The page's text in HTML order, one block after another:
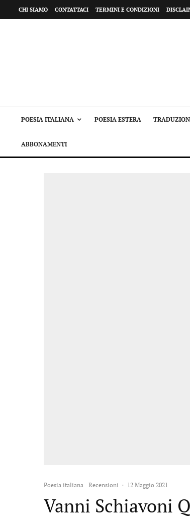
CHI SIAMO CONTATTACI TERMINI E CONDIZIONI
POESIA ITALIANA POESIA ESTERA
ABBONAMENTI
Poesia italiana Recensioni · 12 Maggio 2021
Vanni Schiavoni